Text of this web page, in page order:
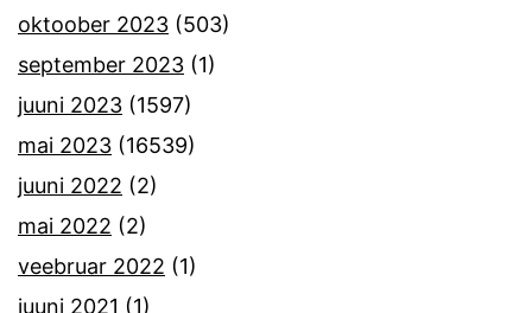
oktoober 2023 (503)
september 2023 (1)
juuni 2023 (1597)
mai 2023 (16539)
juuni 2022 (2)
mai 2022 (2)
veebruar 2022 (1)
juuni 2021 (1)